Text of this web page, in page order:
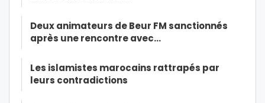
Deux animateurs de Beur FM sanctionnés
après une rencontre avec…
Les islamistes marocains rattrapés par
leurs contradictions